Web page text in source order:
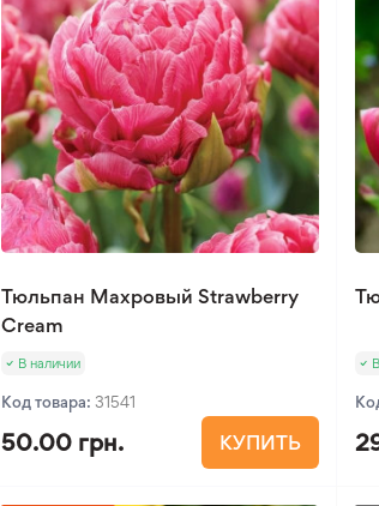
Тюльпан Махровый Strawberry
Cream
В наличии
Код товара:31541
50.00 грн. КУПИТЬ